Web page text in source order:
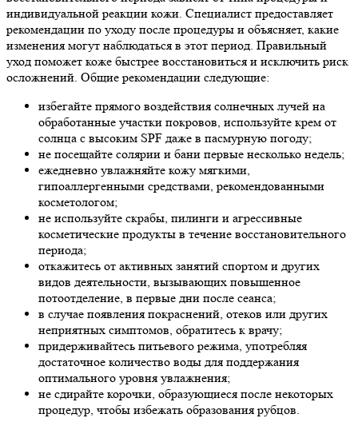
индивидуальной реакции кожи. Специалист предоставляет
рекомендации по уходу после процедуры и объясняет, какие
изменения могут наблюдаться в этот период. Правильный
уход поможет коже быстрее восстановиться и исключить риск
осложнений. Общие рекомендации следующие:
избегайте прямого воздействия солнечных лучей на
обработанные участки покровов, используйте крем от
солнца с высоким SPF даже в пасмурную погоду;
не посещайте солярии и бани первые несколько недель;
ежедневно увлажняйте кожу мягкими,
гипоаллергенными средствами, рекомендованными
косметологом;
не используйте скрабы, пилинги и агрессивные
косметические продукты в течение восстановительного
периода;
откажитесь от активных занятий спортом и других
видов деятельности, вызывающих повышенное
потоотделение, в первые дни после сеанса;
в случае появления покраснений, отеков или других
неприятных симптомов, обратитесь к врачу;
придерживайтесь питьевого режима, употребляя
достаточное количество воды для поддержания
оптимального уровня увлажнения;
не сдирайте корочки, образующиеся после некоторых
процедур, чтобы избежать образования рубцов.